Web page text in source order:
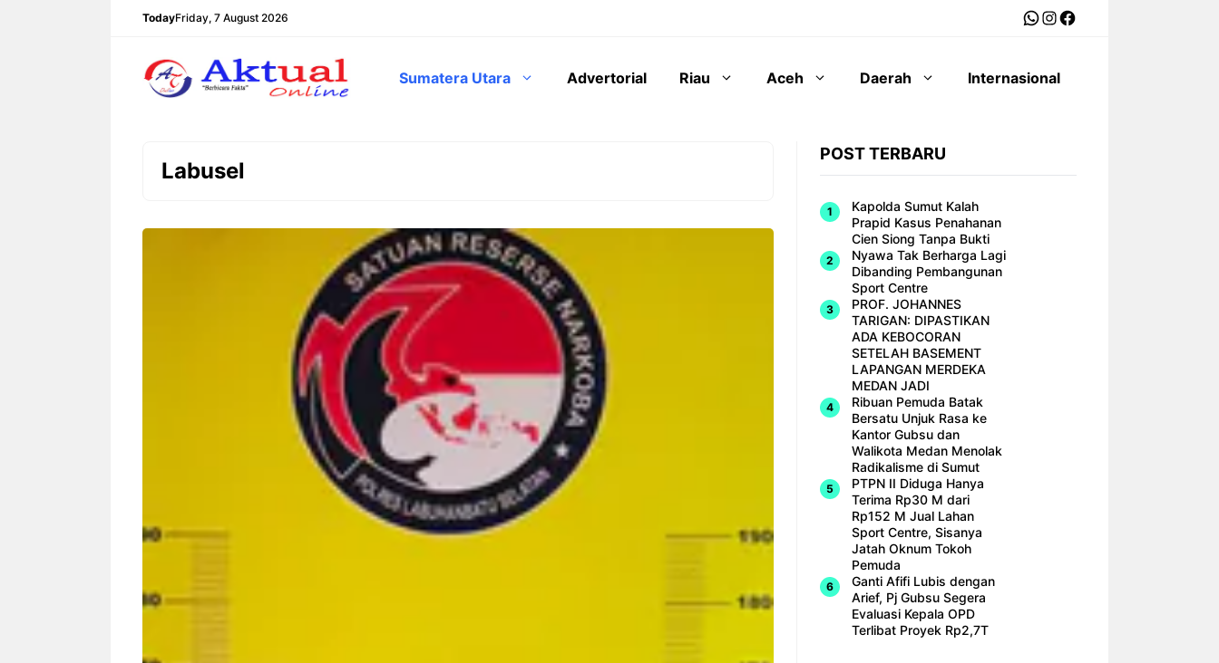
TodayFriday, 7 August 2026 WhatsApp
Instagram
Facebook
Sumatera Utara Advertorial Riau Aceh Daerah Internasional
Labusel
POST TERBARU
Kapolda Sumut Kalah
Prapid Kasus Penahanan
Cien Siong Tanpa Bukti
Nyawa Tak Berharga Lagi
Dibanding Pembangunan
Sport Centre
PROF. JOHANNES
TARIGAN: DIPASTIKAN
ADA KEBOCORAN
SETELAH BASEMENT
LAPANGAN MERDEKA
MEDAN JADI
Ribuan Pemuda Batak
Bersatu Unjuk Rasa ke
Kantor Gubsu dan
Walikota Medan Menolak
Radikalisme di Sumut
PTPN II Diduga Hanya
Terima Rp30 M dari
Rp152 M Jual Lahan
Sport Centre, Sisanya
Jatah Oknum Tokoh
Pemuda
Ganti Afifi Lubis dengan
Arief, Pj Gubsu Segera
Evaluasi Kepala OPD
Terlibat Proyek Rp2,7T